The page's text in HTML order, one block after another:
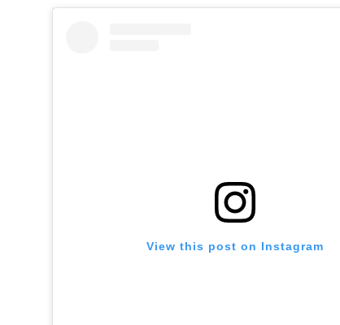
大人っぽく着けられる「エナメルメタルピアス」
3本セットになった「Dior Code リングセット」
ロゴアクセサリーで周りと差を付けて
View this post on Instagram